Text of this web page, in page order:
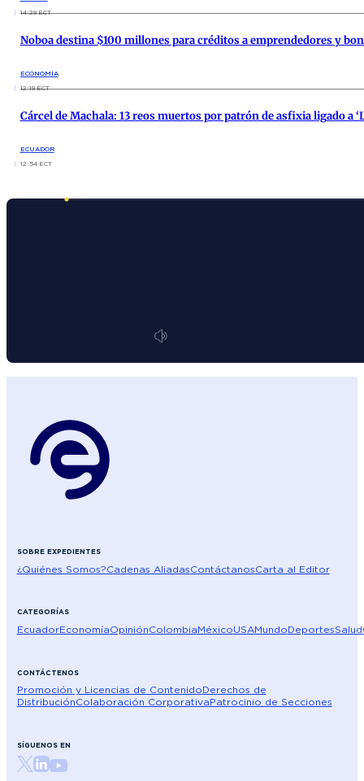
14:29 ECT
Noboa destina $100 millones para créditos a emprendedores y
ECONOMÍA
12:19 ECT
Cárcel de Machala: 13 reos muertos por patrón de asfixia ligado a
ECUADOR
12:54 ECT
SOBRE EXPEDIENTES
¿Quiénes Somos?Cadenas AliadasContáctanosCarta al Editor
CATEGORÍAS
EcuadorEconomíaOpiniónColombiaMéxicoUSAMundoDeportesSalud
CONTÁCTENOS
Promoción y Licencias de ContenidoDerechos de
DistribuciónColaboración CorporativaPatrocinio de Secciones
SÍGUENOS EN